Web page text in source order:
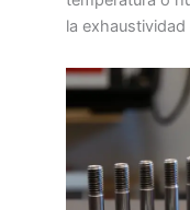
la